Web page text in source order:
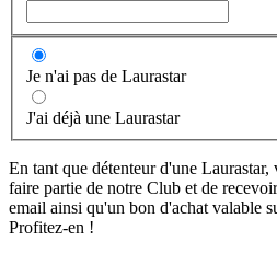
Je n'ai pas de Laurastar
J'ai déjà une Laurastar
En tant que détenteur d'une
faire partie de notre Club et de
email ainsi qu'un bon d'achat valable
Profitez-en !